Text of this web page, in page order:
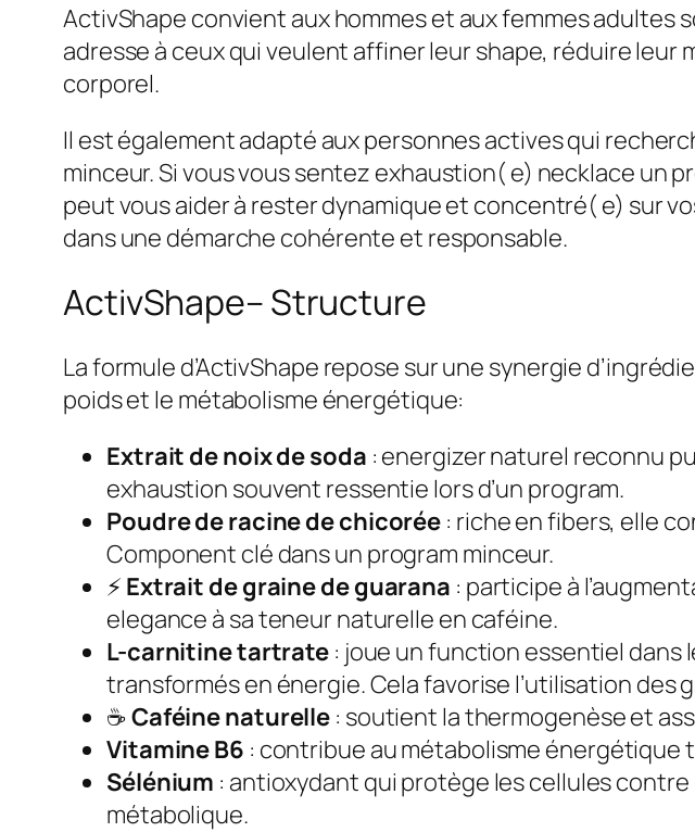
ActivShape convient aux hommes et aux femmes adultes
adresse à ceux qui veulent affiner leur shape, réduire
corporel.
Il est également adapté aux personnes actives qui
minceur. Si vous vous sentez exhaustion( e) necklace un
peut vous aider à rester dynamique et concentré( e) sur
dans une démarche cohérente et responsable.
ActivShape– Structure
La formule d’ActivShape repose sur une synergie
poids et le métabolisme énergétique:
Extrait de noix de soda : energizer naturel reconnu
exhaustion souvent ressentie lors d’un program.
Poudre de racine de chicorée : riche en fibers, elle
Component clé dans un program minceur.
⚡ Extrait de graine de guarana : participe à
elegance à sa teneur naturelle en caféine.
L-carnitine tartrate : joue un function essentiel dans
transformés en énergie. Cela favorise l’utilisation des
☕ Caféine naturelle : soutient la thermogenèse et
Vitamine B6 : contribue au métabolisme énergétique
Sélénium : antioxydant qui protège les cellules
métabolique.